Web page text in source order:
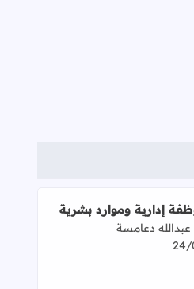
إدارية وموارد بشرية
إدارية وموارد بشرية
دعامسة
24/